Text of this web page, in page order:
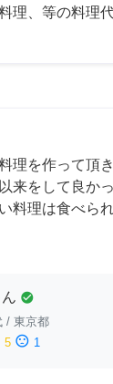
理、等の料理
理を作って頂
来をして良か
料理は食べら
check_circle
/ 東京都
5 sentiment_dissatisfied 1